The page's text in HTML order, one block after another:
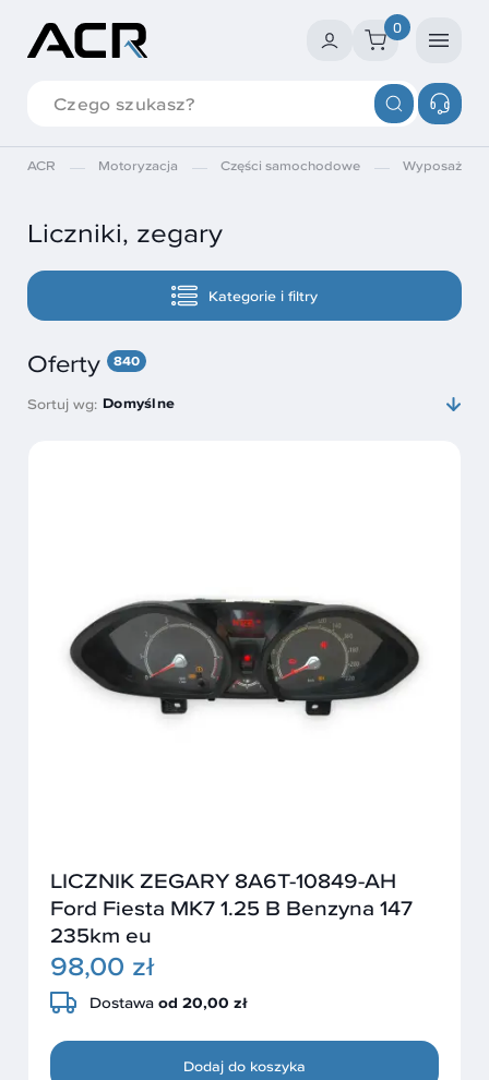
0
ACR Motoryzacja Części samochodowe
Liczniki, zegary
Kategorie i filtry
Oferty 840
Sortuj wg: Domyślne
LICZNIK ZEGARY 8A6T-10849-AH
Ford Fiesta MK7 1.25 B Benzyna 147
235km eu
98,00 zł
Dostawa od 20,00 zł
Dodaj do koszyka